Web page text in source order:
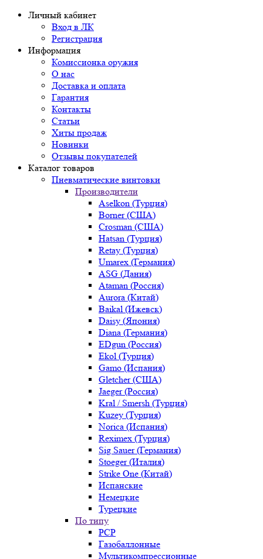
Личный кабинет
Вход в ЛК
Регистрация
Информация
Комиссионка оружия
О нас
Доставка и оплата
Гарантия
Контакты
Статьи
Хиты продаж
Новинки
Отзывы покупателей
Каталог товаров
Пневматические винтовки
Производители
Aselkon (Турция)
Borner (США)
Crosman (США)
Hatsan (Турция)
Retay (Турция)
Umarex (Германия)
ASG (Дания)
Ataman (Россия)
Aurora (Китай)
Baikal (Ижевск)
Daisy (Япония)
Diana (Германия)
EDgun (Россия)
Ekol (Турция)
Gamo (Испания)
Gletcher (США)
Jaeger (Россия)
Kral / Smersh (Турция)
Kuzey (Турция)
Norica (Испания)
Reximex (Турция)
Sig Sauer (Германия)
Stoeger (Италия)
Strike One (Китай)
Испанские
Немецкие
Турецкие
По типу
PCP
Газобаллонные
Мультикомпрессионные